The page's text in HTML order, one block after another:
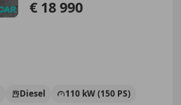
€ 18 990
Diesel
110 kW (150 PS)